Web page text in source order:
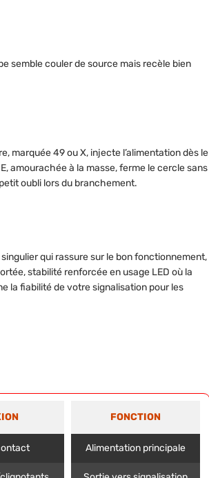
semble couler de source mais recèle bien
marquée 49 ou X, injecte l’alimentation dès le
amourachée à la masse, ferme le cercle sans
oubli lors du branchement.
qui rassure sur le bon fonctionnement,
stabilité renforcée en usage LED où la
la fiabilité de votre signalisation pour les
FONCTION
Alimentation principale